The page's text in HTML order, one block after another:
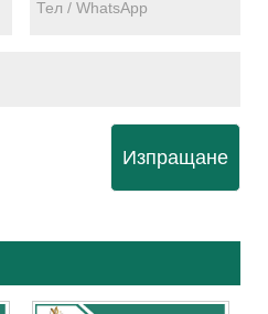
Изпращане